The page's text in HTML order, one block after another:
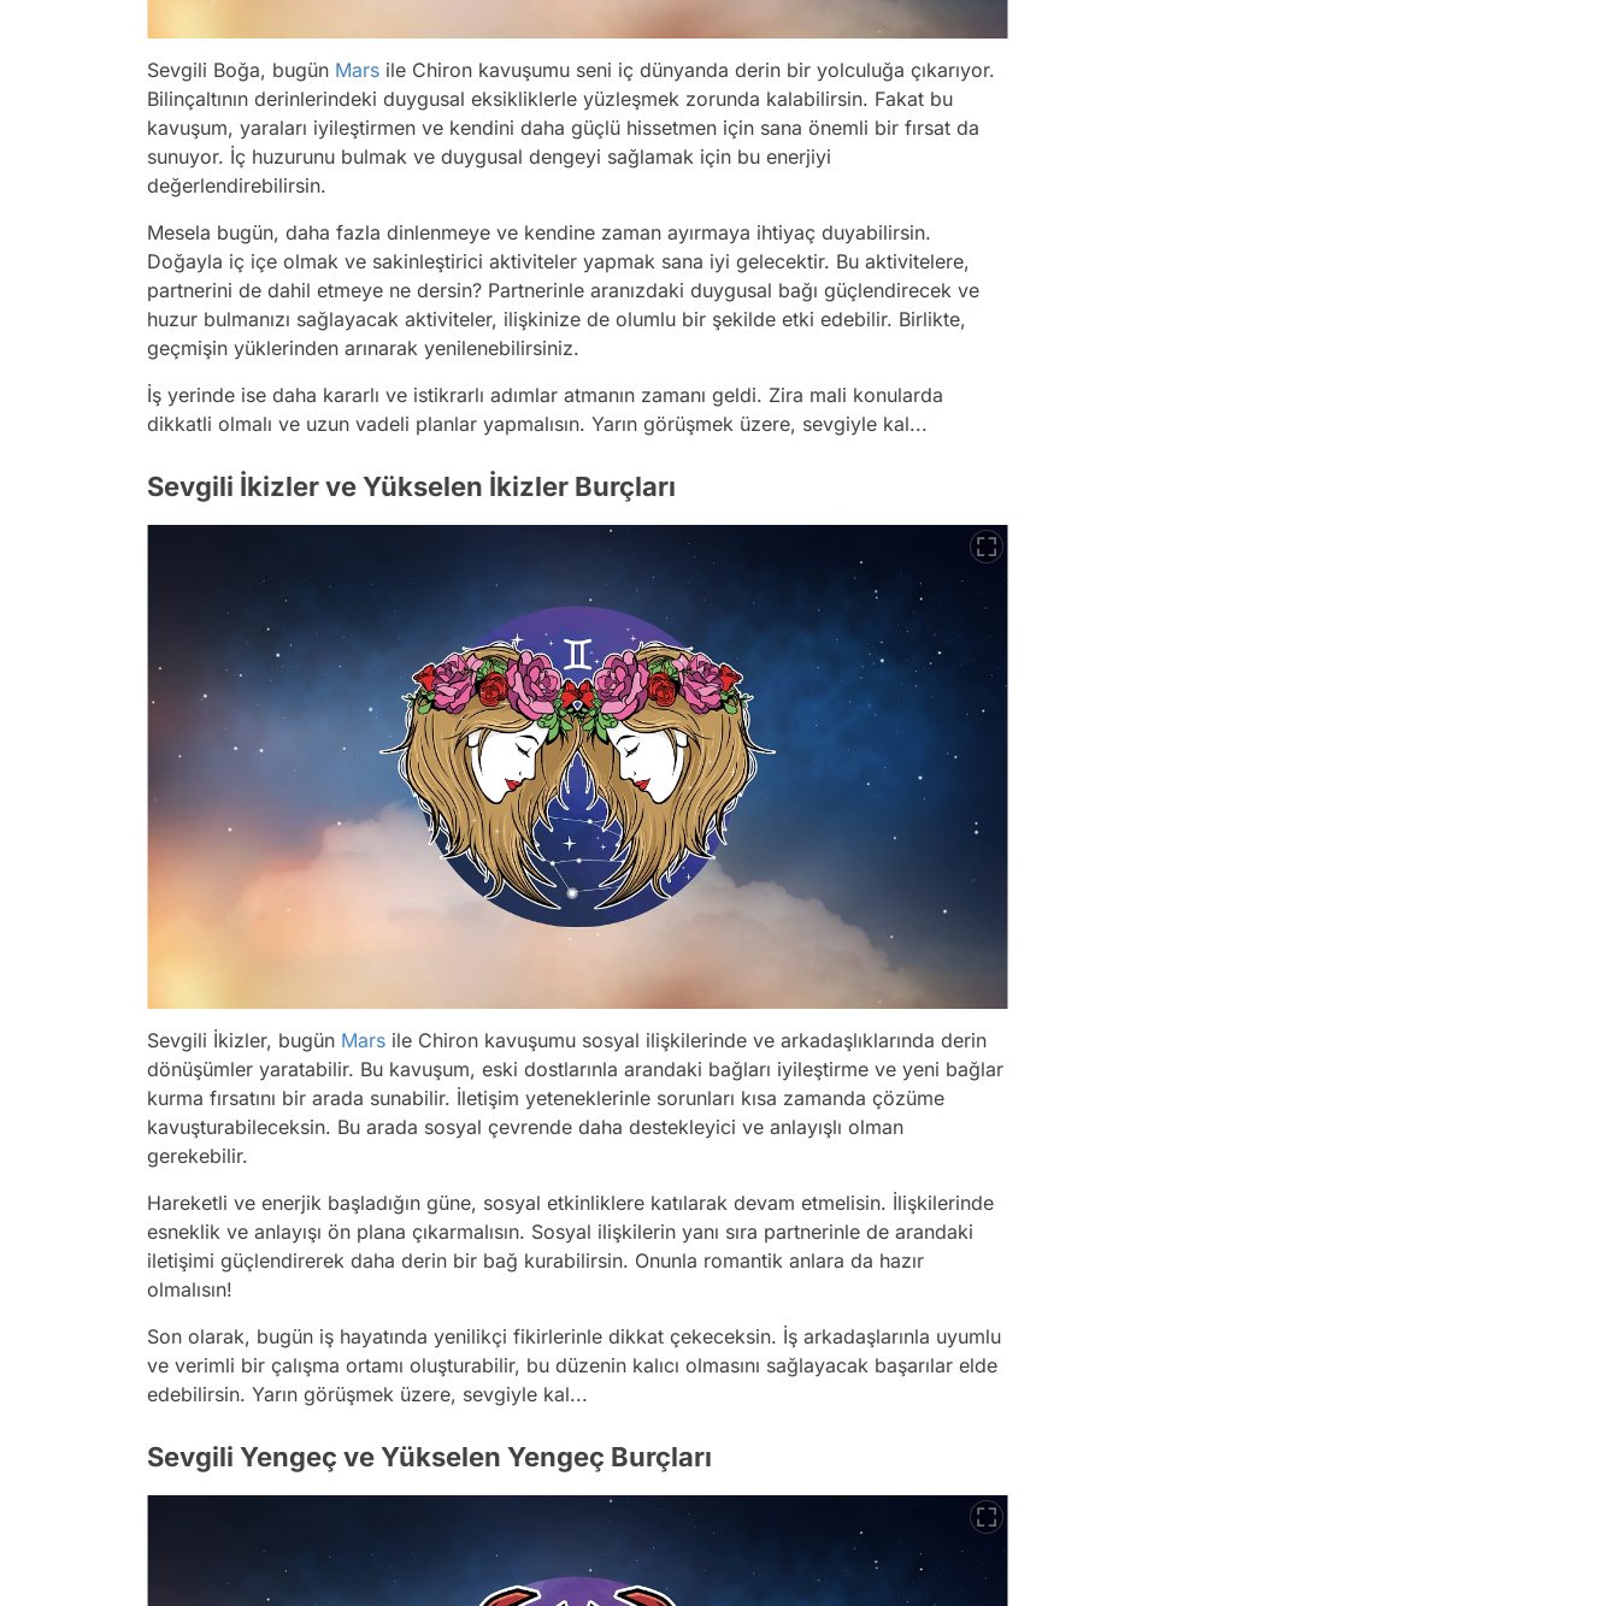
Sevgili Boğa, bugün Mars ile Chiron kavuşumu seni iç dünyanda derin bir yolculuğa çıkarıyor.
Bilinçaltının derinlerindeki duygusal eksikliklerle yüzleşmek zorunda kalabilirsin. Fakat bu
kavuşum, yaraları iyileştirmen ve kendini daha güçlü hissetmen için sana önemli bir fırsat da
sunuyor. İç huzurunu bulmak ve duygusal dengeyi sağlamak için bu enerjiyi
değerlendirebilirsin.
Mesela bugün, daha fazla dinlenmeye ve kendine zaman ayırmaya ihtiyaç duyabilirsin.
Doğayla iç içe olmak ve sakinleştirici aktiviteler yapmak sana iyi gelecektir. Bu aktivitelere,
partnerini de dahil etmeye ne dersin? Partnerinle aranızdaki duygusal bağı güçlendirecek ve
huzur bulmanızı sağlayacak aktiviteler, ilişkinize de olumlu bir şekilde etki edebilir. Birlikte,
geçmişin yüklerinden arınarak yenilenebilirsiniz.
İş yerinde ise daha kararlı ve istikrarlı adımlar atmanın zamanı geldi. Zira mali konularda
dikkatli olmalı ve uzun vadeli planlar yapmalısın. Yarın görüşmek üzere, sevgiyle kal...
Sevgili İkizler ve Yükselen İkizler Burçları
Sevgili İkizler, bugün Mars ile Chiron kavuşumu sosyal ilişkilerinde ve arkadaşlıklarında derin
dönüşümler yaratabilir. Bu kavuşum, eski dostlarınla arandaki bağları iyileştirme ve yeni bağlar
kurma fırsatını bir arada sunabilir. İletişim yeteneklerinle sorunları kısa zamanda çözüme
kavuşturabileceksin. Bu arada sosyal çevrende daha destekleyici ve anlayışlı olman
gerekebilir.
Hareketli ve enerjik başladığın güne, sosyal etkinliklere katılarak devam etmelisin. İlişkilerinde
esneklik ve anlayışı ön plana çıkarmalısın. Sosyal ilişkilerin yanı sıra partnerinle de arandaki
iletişimi güçlendirerek daha derin bir bağ kurabilirsin. Onunla romantik anlara da hazır
olmalısın!
Son olarak, bugün iş hayatında yenilikçi fikirlerinle dikkat çekeceksin. İş arkadaşlarınla uyumlu
ve verimli bir çalışma ortamı oluşturabilir, bu düzenin kalıcı olmasını sağlayacak başarılar elde
edebilirsin. Yarın görüşmek üzere, sevgiyle kal...
Sevgili Yengeç ve Yükselen Yengeç Burçları